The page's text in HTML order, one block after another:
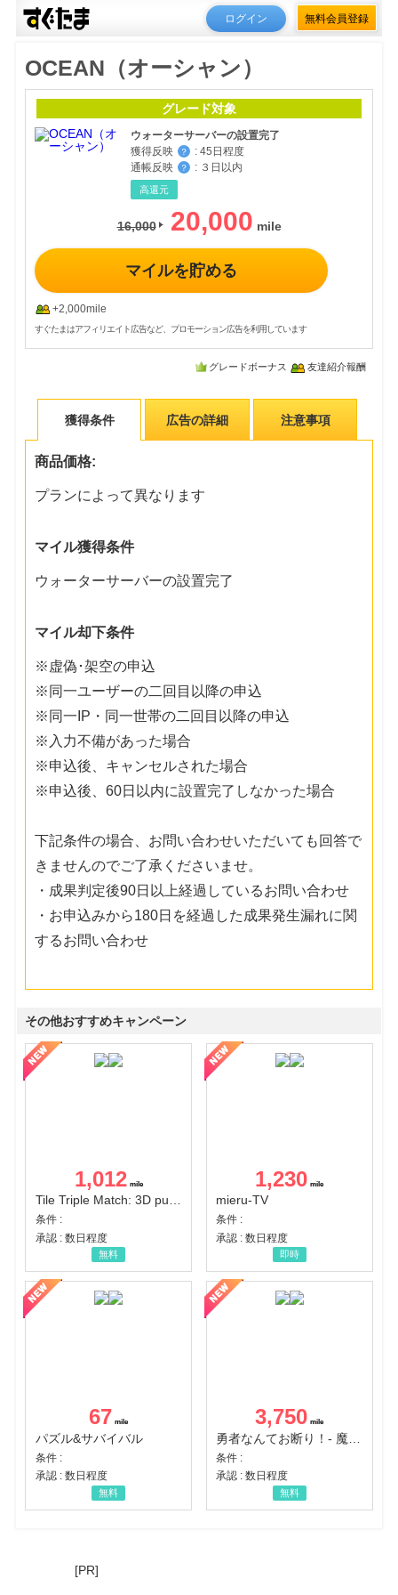
ログイン 無料会員登録
OCEAN（オーシャン）
グレード対象
ウォーターサーバーの設置完了
獲得反映
？ : 45日程度
通帳反映
？ : ３日以内
高還元
16,000 20,000
マイルを貯める
+2,000mile
すぐたまはアフィリエイト広告など、プロモーション広告を利用しています
グレードボーナス 友達紹介報酬
獲得条件 広告の詳細 注意事項
商品価格:
プランによって異なります
マイル獲得条件
ウォーターサーバーの設置完了
マイル却下条件
※虚偽･架空の申込
※同一ユーザーの二回目以降の申込
※同一IP・同一世帯の二回目以降の申込
※入力不備があった場合
※申込後、キャンセルされた場合
※申込後、60日以内に設置完了しなかった場合
下記条件の場合、お問い合わせいただいても回答で
きませんのでご了承くださいませ。
・成果判定後90日以上経過しているお問い合わせ
・お申込みから180日を経過した成果発生漏れに関
するお問い合わせ
その他おすすめキャンペーン
1,012
Tile Triple Match: 3D puzzle
条件 :
承認 : 数日程度
無料
1,230
mieru-TV
条件 :
承認 : 数日程度
即時
67
パズル&サバイバル
条件 :
承認 : 数日程度
無料
3,750
条件 :
承認 : 数日程度
無料
[PR]